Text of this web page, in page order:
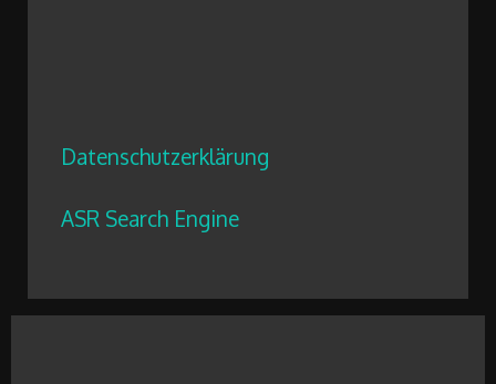
Datenschutzerklärung
ASR Search Engine